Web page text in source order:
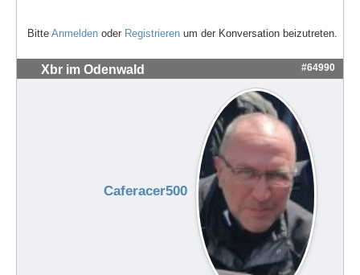
Bitte Anmelden oder Registrieren um der Konversation beizutreten.
Xbr im Odenwald #64990
Caferacer500